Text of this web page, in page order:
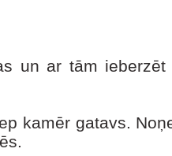
un ar tām
kamēr gatavs.